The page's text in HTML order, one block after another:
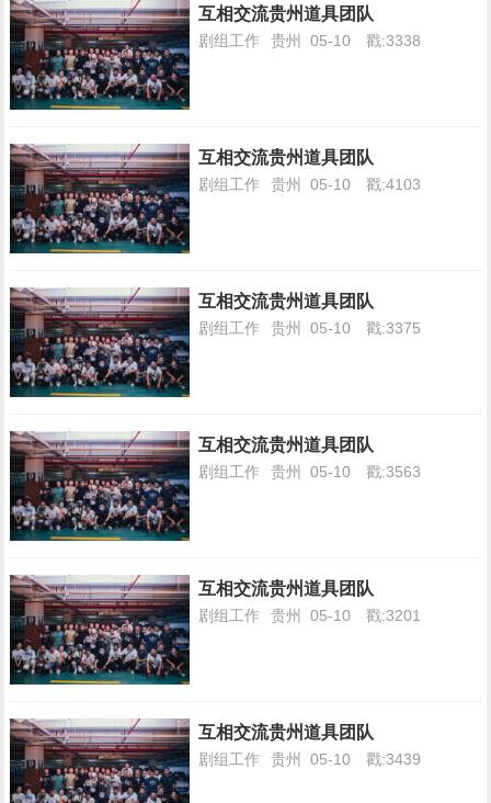
互相交流贵州道具团队
剧组工作 贵州05-10 戳:3338
互相交流贵州道具团队
剧组工作 贵州05-10 戳:4103
互相交流贵州道具团队
剧组工作 贵州05-10 戳:3375
互相交流贵州道具团队
剧组工作 贵州05-10 戳:3563
互相交流贵州道具团队
剧组工作 贵州05-10 戳:3201
互相交流贵州道具团队
剧组工作 贵州05-10 戳:3439